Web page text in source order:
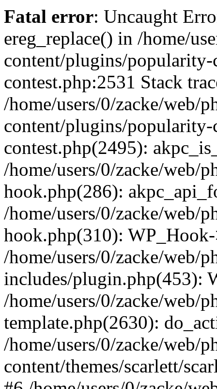
Fatal error: Uncaught
ereg_replace() in /home/
content/plugins/
contest.php:2531 Stack
/home/users/0/zacke/web/
content/plugins/
contest.php(2495):
/home/users/0/zacke/web/
hook.php(286):
/home/users/0/zacke/web/
hook.php(310):
/home/users/0/zacke/web/
includes/plugin.php(453):
/home/users/0/zacke/web/
template.php(2630):
/home/users/0/zacke/web/
content/themes/scarlett/